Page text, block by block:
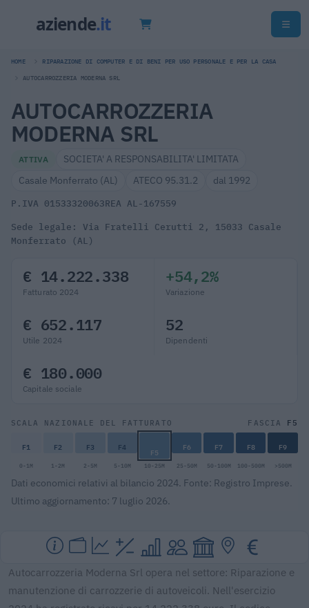
HOME RIPARAZIONE DI COMPUTER E DI BENI PER USO PERSONALE E PER LA CASA
AUTOCARROZZERIA MODERNA SRL
AUTOCARROZZERIA
MODERNA SRL
ATTIVA
SOCIETA' A RESPONSABILITA' LIMITATA
Casale Monferrato (AL)
ATECO 95.31.2 dal 1992
P.IVA 01533320063REA AL-167559
Sede legale: Via Fratelli Cerutti 2, 15033 Casale
Monferrato (AL)
€ 14.222.338
Fatturato 2024
+54,2%
Variazione
€ 652.117
Utile 2024
52
Dipendenti
€ 180.000
Capitale sociale
SCALA NAZIONALE DEL FATTURATO FASCIA F5
F1 F2 F3 F4 F5 F6 F7 F8 F9
0-1M 1-2M 2-5M 5-10M 10-25M 25-50M 50-100M 100-500M >500M
Dati economici relativi al bilancio 2024. Fonte: Registro Imprese.
Ultimo aggiornamento: 7 luglio 2026.
Autocarrozzeria Moderna Srl opera nel settore: Riparazione e
manutenzione di carrozzerie di autoveicoli. Nell'esercizio